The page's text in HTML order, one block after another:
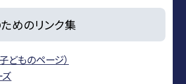
めのリンク集
どものページ）
ズ